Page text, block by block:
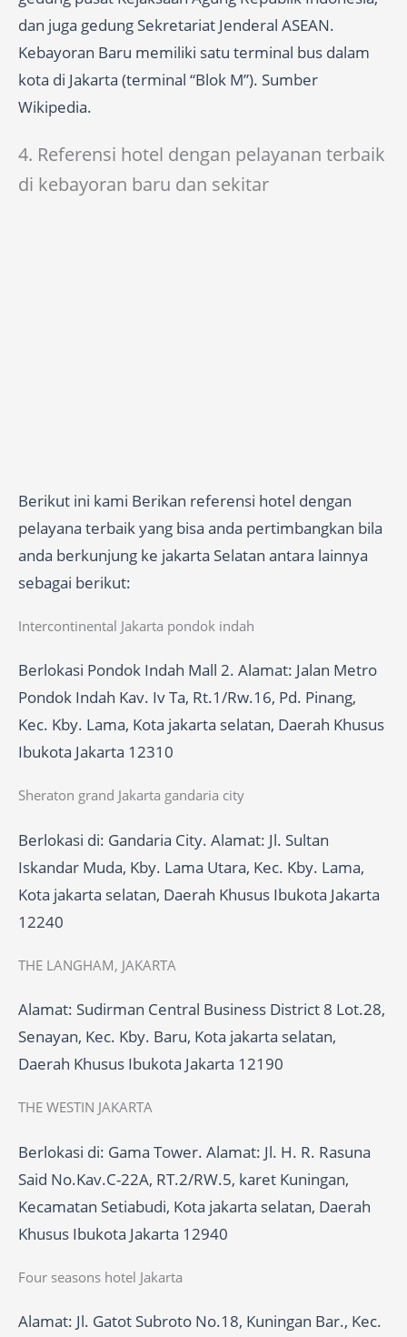
dan juga gedung Sekretariat Jenderal ASEAN.
Kebayoran Baru memiliki satu terminal bus dalam
kota di Jakarta (terminal “Blok M”). Sumber
Wikipedia.
4. Referensi hotel dengan pelayanan terbaik
di kebayoran baru dan sekitar
Berikut ini kami Berikan referensi hotel dengan
pelayana terbaik yang bisa anda pertimbangkan bila
anda berkunjung ke jakarta Selatan antara lainnya
sebagai berikut:
Intercontinental Jakarta pondok indah
Berlokasi Pondok Indah Mall 2. Alamat: Jalan Metro
Pondok Indah Kav. Iv Ta, Rt.1/Rw.16, Pd. Pinang,
Kec. Kby. Lama, Kota jakarta selatan, Daerah Khusus
Ibukota Jakarta 12310
Sheraton grand Jakarta gandaria city
Berlokasi di: Gandaria City. Alamat: Jl. Sultan
Iskandar Muda, Kby. Lama Utara, Kec. Kby. Lama,
Kota jakarta selatan, Daerah Khusus Ibukota Jakarta
12240
THE LANGHAM, JAKARTA
Alamat: Sudirman Central Business District 8 Lot.28,
Senayan, Kec. Kby. Baru, Kota jakarta selatan,
Daerah Khusus Ibukota Jakarta 12190
THE WESTIN JAKARTA
Berlokasi di: Gama Tower. Alamat: Jl. H. R. Rasuna
Said No.Kav.C-22A, RT.2/RW.5, karet Kuningan,
Kecamatan Setiabudi, Kota jakarta selatan, Daerah
Khusus Ibukota Jakarta 12940
Four seasons hotel Jakarta
Alamat: Jl. Gatot Subroto No.18, Kuningan Bar., Kec.